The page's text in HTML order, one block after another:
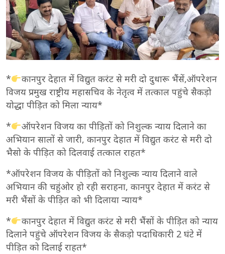
*
कानपुर देहात में विद्युत करंट से मरी दो दुधारू भैंसें,ऑपरेशन
विजय प्रमुख राष्ट्रीय महासचिव के नेतृत्व में तत्काल पहुंचे सैकड़ो
योद्धा पीड़ित को मिला न्याय*
*
ऑपरेशन विजय का पीड़ितों को निशुल्क न्याय दिलाने का
अभियान सालों से जारी, कानपुर देहात में विद्युत करंट से मरी दो
भैसो के पीड़ित को दिलवाई तत्काल राहत*
*ऑपरेशन विजय के पीड़ितों को निशुल्क न्याय दिलाने वाले
अभियान की चहुंओर हो रही सराहना, कानपुर देहात में करंट से
मरी भैंसों के पीड़ित को भी दिलाया न्याय*
*
कानपुर देहात में विद्युत करंट से मरी भैंसों के पीड़ित को न्याय
दिलाने पहुंचे ऑपरेशन विजय के सैकड़ो पदाधिकारी 2 घंटे में
पीड़ित को दिलाई राहत*